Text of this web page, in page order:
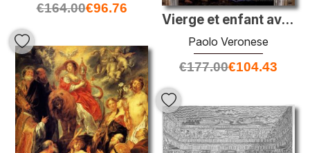
€164.00€96.76
Vierge et enfant avec des saints
Paolo Veronese
€177.00€104.43